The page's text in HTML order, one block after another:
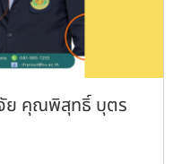
ย คุณพิสุทธิ์ บุตร